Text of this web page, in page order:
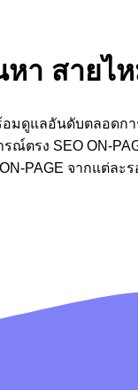
า สายไห
แลอันดับตลอดกา
รณ์ตรง SEO
PAGE จากแต่ล